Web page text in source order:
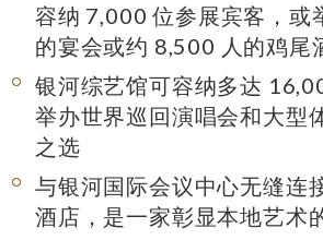
容纳 7,000 位参展宾客，或
的宴会或约 8,500 人的鸡尾
银河综艺馆可容纳多达
举办世界巡回演唱会和大型
之选
与银河国际会议中心无缝连
酒店，是一家彰显本地艺术